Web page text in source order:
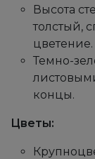
Высота
толстый,
цветение.
Темно-
концы.
Цветы: